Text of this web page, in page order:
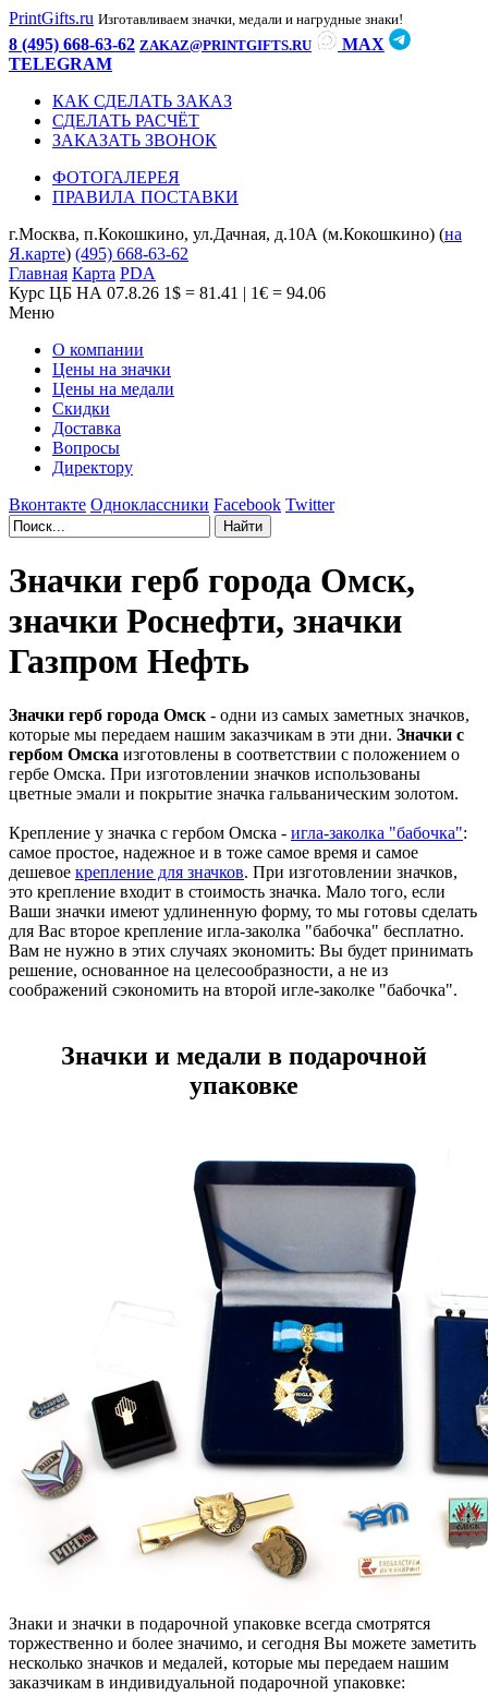
PrintGifts.ru Изготавливаем значки, медали и нагрудные знаки!
8 (495) 668-63-62 ZAKAZ@PRINTGIFTS.RU
MAX
TELEGRAM
КАК СДЕЛАТЬ ЗАКАЗ
СДЕЛАТЬ РАСЧЁТ
ЗАКАЗАТЬ ЗВОНОК
ФОТОГАЛЕРЕЯ
ПРАВИЛА ПОСТАВКИ
г.Москва, п.Кокошкино, ул.Дачная, д.10А (м.Кокошкино) (на
Я.карте) (495) 668-63-62
Главная Карта PDA
Курс ЦБ НА 07.8.26 1$ = 81.41 | 1€ = 94.06
Меню
О компании
Цены на значки
Цены на медали
Скидки
Доставка
Вопросы
Директору
Вконтакте Одноклассники Facebook Twitter
Значки герб города Омск,
значки Роснефти, значки
Газпром Нефть
Значки герб города Омск - одни из самых заметных значков,
которые мы передаем нашим заказчикам в эти дни. Значки с
гербом Омска изготовлены в соответствии с положением о
гербе Омска. При изготовлении значков использованы
цветные эмали и покрытие значка гальваническим золотом.
Крепление у значка с гербом Омска - игла-заколка "бабочка":
самое простое, надежное и в тоже самое время и самое
дешевое крепление для значков. При изготовлении значков,
это крепление входит в стоимость значка. Мало того, если
Ваши значки имеют удлиненную форму, то мы готовы сделать
для Вас второе крепление игла-заколка "бабочка" бесплатно.
Вам не нужно в этих случаях экономить: Вы будет принимать
решение, основанное на целесообразности, а не из
соображений сэкономить на второй игле-заколке "бабочка".
Значки и медали в подарочной
упаковке
Знаки и значки в подарочной упаковке всегда смотрятся
торжественно и более значимо, и сегодня Вы можете заметить
несколько значков и медалей, которые мы передаем нашим
заказчикам в индивидуальной подарочной упаковке: